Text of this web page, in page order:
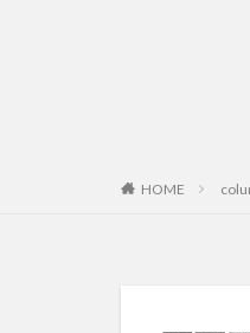
HOME